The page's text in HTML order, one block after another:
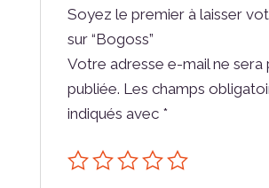
Soyez le premier à laisser
sur “Bogoss”
Votre adresse e-mail ne sera
publiée. Les champs
indiqués avec *